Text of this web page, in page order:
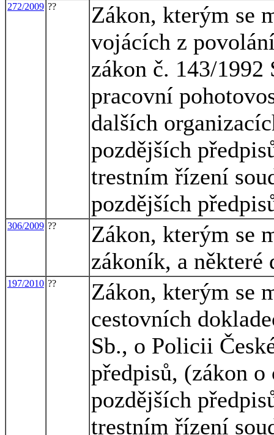
272/2009 ??
Zákon, kterým se
vojácích z
zákon č. 143/1992
pracovní
dalších
pozdějších
trestním řízení
pozdějších
306/2009 ??
Zákon, kterým se
zákoník, a některé
197/2010 ??
Zákon, kterým se
cestovních
Sb., o Policii
předpisů, (zákon
pozdějších
trestním řízení